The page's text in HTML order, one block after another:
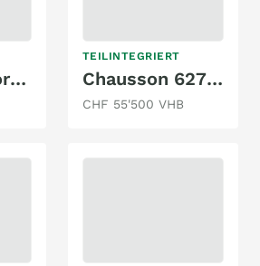
Chausson Ford 720 Titanium Premium
TEILINTEGRIERT
Chausson 627GA
CHF 55'500 VHB